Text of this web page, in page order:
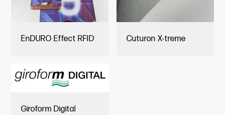
EnDURO Effect RFID Cuturon X-treme
Giroform Digital